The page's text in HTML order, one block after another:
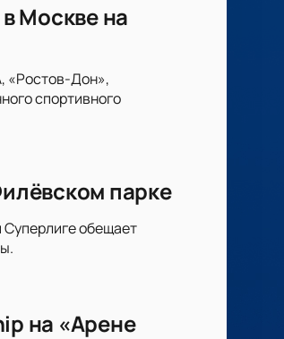
Москве на
«Ростов-Дон»,
спортивного
парке
обещает
на «Арене